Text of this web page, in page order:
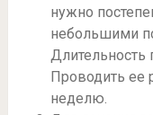
нужно
небольшими
Длительность
Проводить ее
неделю.